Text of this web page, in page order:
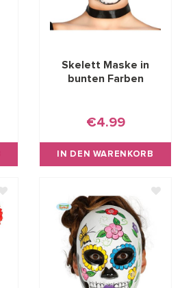
Skelett Maske in
bunten Farben
€4.99
IN DEN WARENKORB